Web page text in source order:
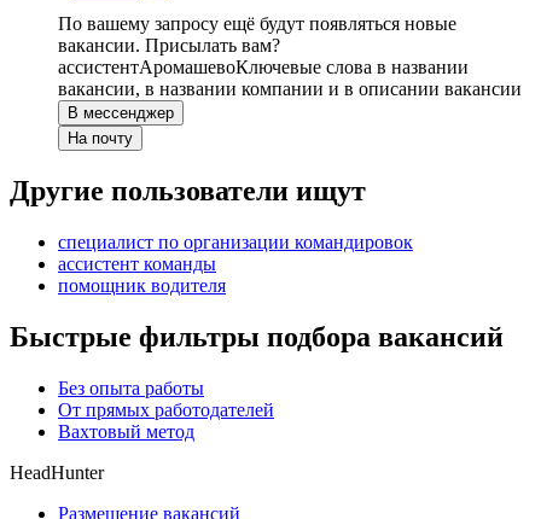
По вашему запросу ещё будут появляться новые
вакансии. Присылать вам?
ассистентАромашевоКлючевые слова в названии
вакансии, в названии компании и в описании вакансии
В мессенджер
На почту
Другие пользователи ищут
специалист по организации командировок
ассистент команды
помощник водителя
Быстрые фильтры подбора вакансий
Без опыта работы
От прямых работодателей
Вахтовый метод
HeadHunter
Размещение вакансий